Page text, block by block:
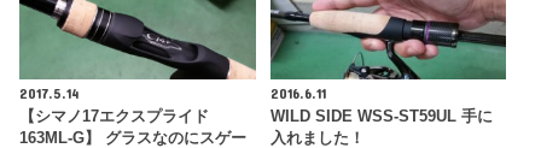
2017.5.14
【シマノ17エクスプライド
163ML-G】 グラスなのにスゲー
2016.6.11
WILD SIDE WSS-ST59UL 手に
入れました！